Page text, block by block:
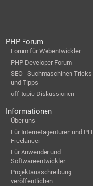
PHP Forum
Forum für Webentwickler
PHP-Developer Forum
SEO - Suchmaschinen Tricks
und Tipps
off-topic Diskussionen
Informationen
Über uns
Für Internetagenturen und
Freelancer
Für Anwender und
Softwareentwickler
Projektausschreibung
veröffentlichen